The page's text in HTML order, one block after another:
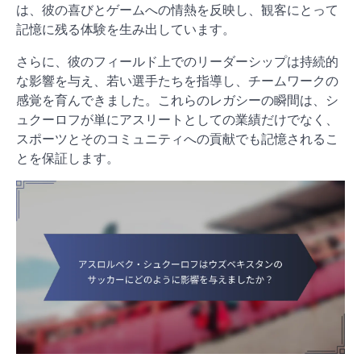
は、彼の喜びとゲームへの情熱を反映し、観客にとって
記憶に残る体験を生み出しています。
さらに、彼のフィールド上でのリーダーシップは持続的
な影響を与え、若い選手たちを指導し、チームワークの
感覚を育んできました。これらのレガシーの瞬間は、シ
ュクーロフが単にアスリートとしての業績だけでなく、
スポーツとそのコミュニティへの貢献でも記憶されるこ
とを保証します。